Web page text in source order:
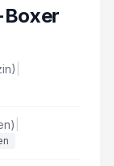
Boxer